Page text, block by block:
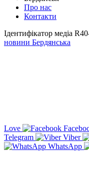
Про нас
Контакти
Ідентифікатор медіа
новини Бердянська
Love
Telegram
Viber
WhatsApp